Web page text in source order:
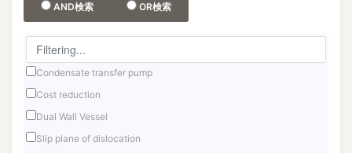
AND検索 OR検索
Condensate transfer pump
Cost reduction
Dual Wall Vessel
Slip plane of dislocation